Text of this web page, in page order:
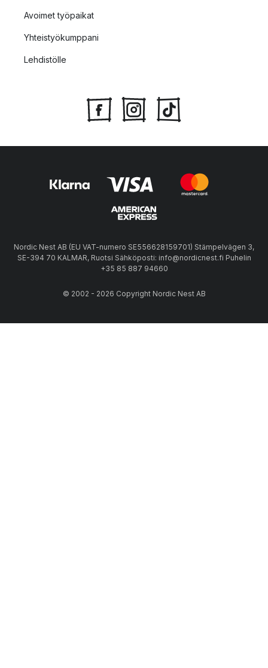
Avoimet työpaikat
Yhteistyökumppani
Lehdistölle
Nordic Nest AB (EU VAT-numero SE556628159701) Stämpelvägen 3,
SE-394 70 KALMAR, Ruotsi Sähköposti: info@nordicnest.fi Puhelin
+35 85 887 94660
© 2002 - 2026 Copyright Nordic Nest AB